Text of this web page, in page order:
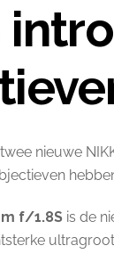
nieuwe
f/1.8S is de